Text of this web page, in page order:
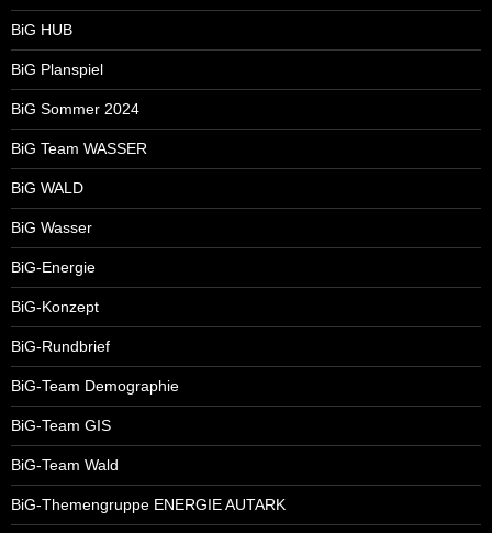
BiG HUB
BiG Planspiel
BiG Sommer 2024
BiG Team WASSER
BiG WALD
BiG Wasser
BiG-Energie
BiG-Konzept
BiG-Rundbrief
BiG-Team Demographie
BiG-Team GIS
BiG-Team Wald
BiG-Themengruppe ENERGIE AUTARK